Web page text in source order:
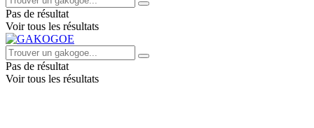
Pas de résultat
Voir tous les résultats
Pas de résultat
Voir tous les résultats